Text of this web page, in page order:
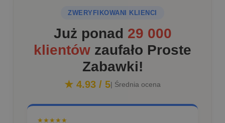
ZWERYFIKOWANI KLIENCI
Już ponad 29 000
klientów zaufało Proste
Zabawki!
★ 4.93 / 5| Średnia ocena
★★★★★